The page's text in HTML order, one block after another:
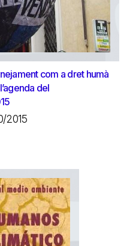
com a dret humà
del
2015